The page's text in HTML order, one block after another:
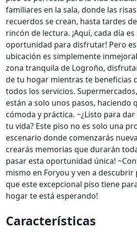
familiares en la sala, donde las
recuerdos se crean, hasta tardes
rincón de lectura. ¡Aquí, cada día
oportunidad para disfrutar! Pero
ubicación es simplemente
zona tranquila de Logroño,
de tu hogar mientras te beneficias
todos los servicios.
están a solo unos pasos, haciendo
cómoda y práctica. ~¿Listo para
tu vida? Este piso no es solo una
escenario donde comenzarás
crearás memorias que durarán
pasar esta oportunidad única!
mismo en Foryou y ven a
que este excepcional piso tiene
hogar te está esperando!
Características